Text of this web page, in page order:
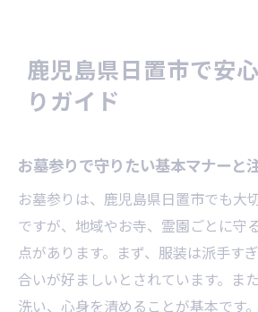
お墓の維持費用と必要な
お墓参りや供養にかかる
お墓じまい時に想定した
お墓の費用相談は誰に
納得できる供養方法とは何
お墓参りと供養方法の関
お墓にまつわる現代的な
鹿児島県日置市で安
りガイド
お墓参りで守りたい基本マナーと
お墓参りは、鹿児島県日置市でも大
ですが、地域やお寺、霊園ごとに守
点があります。まず、服装は派手す
合いが好ましいとされています。ま
洗い、心身を清めることが基本です。